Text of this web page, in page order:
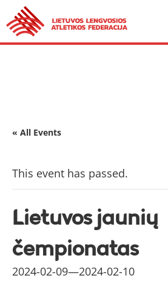
« All Events
This event has passed.
Lietuvos jaunių
čempionatas
2024-02-09—2024-02-10